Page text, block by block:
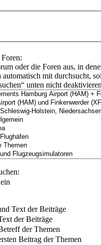
oder die Foren aus, in
mit durchsucht,
unten nicht
Text der Beiträge
der Beiträge
der Themen
Beitrag der Themen